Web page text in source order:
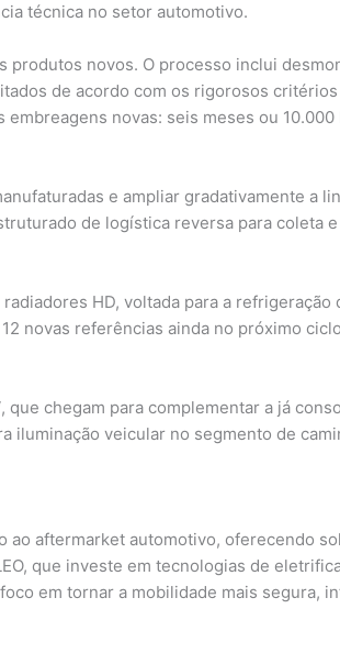
técnica no setor automotivo.
novos. O processo inclui
de acordo com os rigorosos
novas: seis meses ou 10.000
e ampliar gradativamente a
de logística reversa para coleta
HD, voltada para a refrigeração
novas referências ainda no próximo
, que chegam para complementar a já
iluminação veicular no segmento de
ao aftermarket automotivo, oferecendo
que investe em tecnologias de
em tornar a mobilidade mais segura,